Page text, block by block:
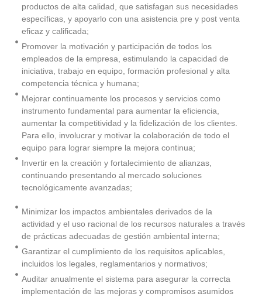
productos de alta calidad, que satisfagan sus necesidades
específicas, y apoyarlo con una asistencia pre y post venta
eficaz y calificada;
Promover la motivación y participación de todos los
empleados de la empresa, estimulando la capacidad de
iniciativa, trabajo en equipo, formación profesional y alta
competencia técnica y humana;
Mejorar continuamente los procesos y servicios como
instrumento fundamental para aumentar la eficiencia,
aumentar la competitividad y la fidelización de los clientes.
Para ello, involucrar y motivar la colaboración de todo el
equipo para lograr siempre la mejora continua;
Invertir en la creación y fortalecimiento de alianzas,
continuando presentando al mercado soluciones
tecnológicamente avanzadas;
Minimizar los impactos ambientales derivados de la
actividad y el uso racional de los recursos naturales a través
de prácticas adecuadas de gestión ambiental interna;
Garantizar el cumplimiento de los requisitos aplicables,
incluidos los legales, reglamentarios y normativos;
Auditar anualmente el sistema para asegurar la correcta
implementación de las mejoras y compromisos asumidos